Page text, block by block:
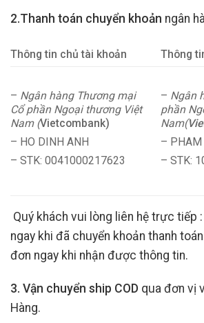
2.Thanh toán chuyển khoản ngân
Thông tin chủ tài khoản Thông
– Ngân hàng Thương mại
Cổ phần Ngoại thương Việt
Nam (Vietcombank)
– HO DINH ANH
– STK: 0041000217623
– Ngân
phần
Nam(
– PHAM
– STK:
Quý khách vui lòng liên hệ trực tiếp :
ngay khi đã chuyển khoản thanh
đơn ngay khi nhận được thông tin.
3. Vận chuyển ship COD qua đơn vị
Hàng.